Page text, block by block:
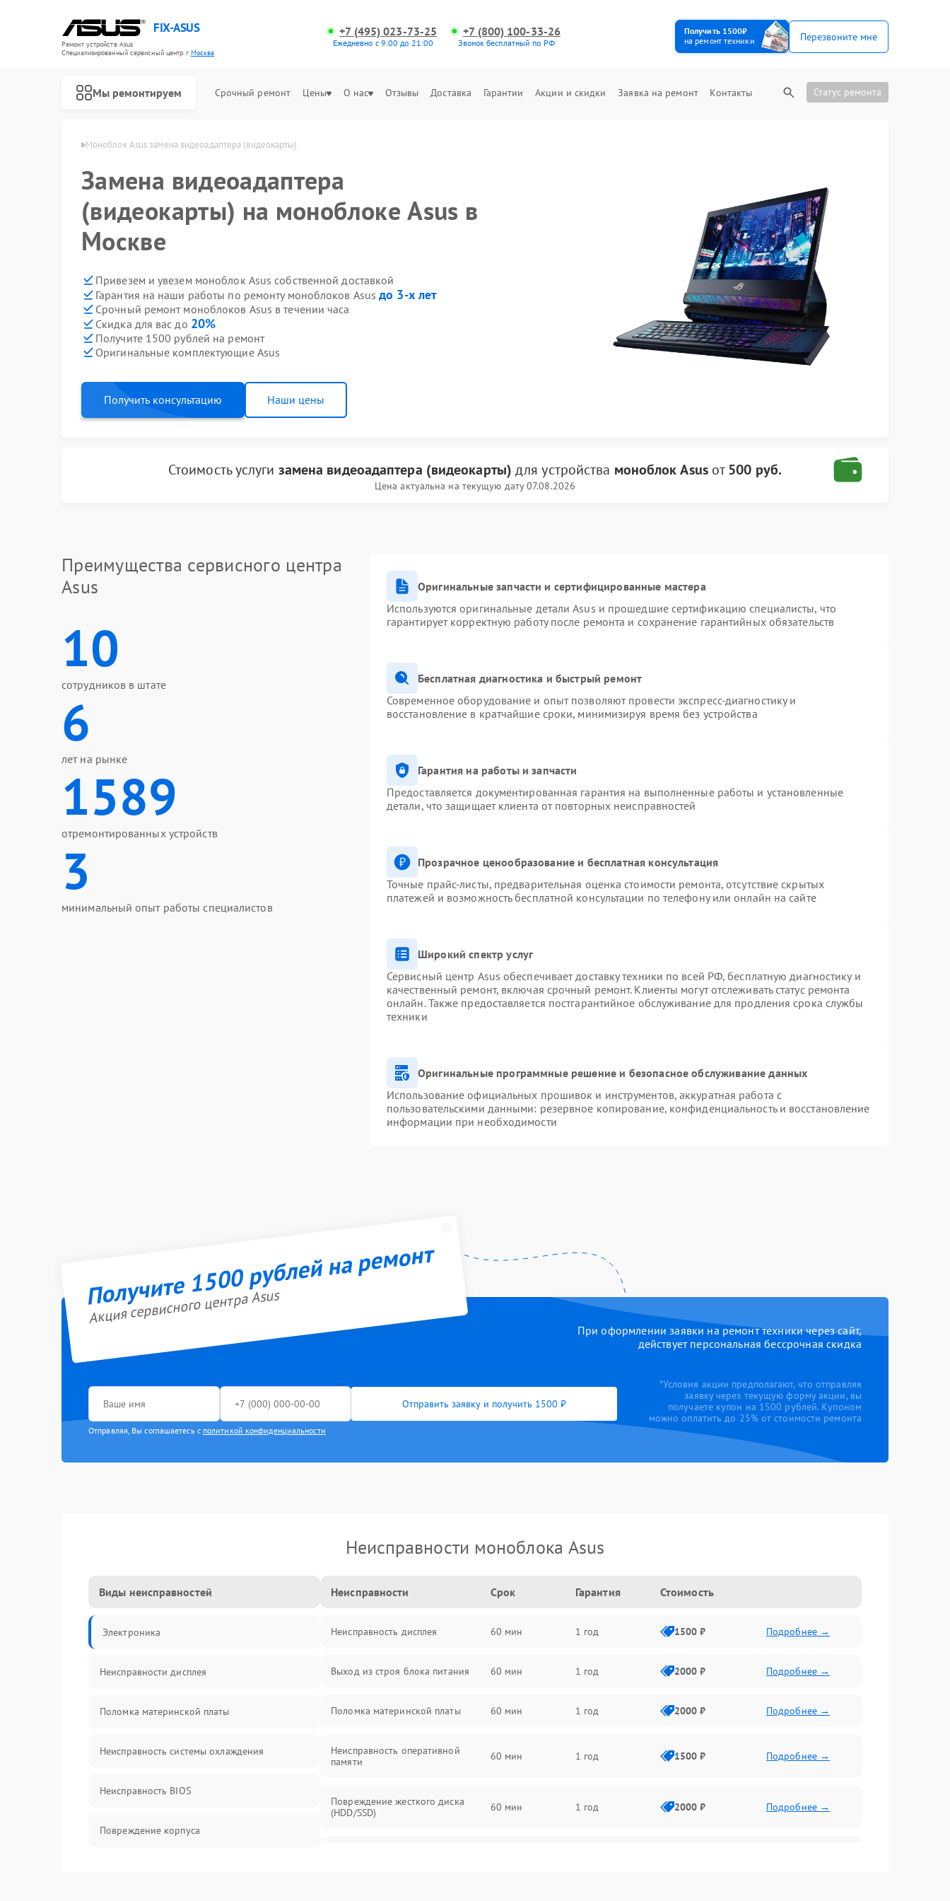
FIX-ASUS
Ремонт устройств Asus
Специализированный cервисный центр г.Москва
+7 (495) 023-73-25
Ежедневно с 9:00 до 21:00
+7 (800) 100-33-26
Звонок бесплатный по РФ
Получить 1500₽
на ремонт техники
Перезвоните мне
Мы ремонтируем Срочный ремонт Цены О нас Отзывы Доставка Гарантии Акции и скидки Заявка на ремонт Контакты Статус ремонта
Моноблок Asus замена видеоадаптера (видеокарты)
Замена видеоадаптера
(видеокарты) на моноблоке Asus в
Москве
Привезем и увезем моноблок Asus собственной доставкой
Гарантия на наши работы по ремонту моноблоков Asusдо 3-х лет
Срочный ремонт моноблоков Asus в течении часа
Скидка для вас до 20%
Получите 1500 рублей на ремонт
Оригинальные комплектующие Asus
Получить консультацию Наши цены
Стоимость услуги замена видеоадаптера (видеокарты) для устройства моноблок Asusот500 руб.
Цена актуальна на текущую дату 07.08.2026
Преимущества сервисного центра
Asus
10
сотрудников в штате
6
лет на рынке
1589
отремонтированных устройств
3
минимальный опыт работы специалистов
Оригинальные запчасти и сертифицированные мастера
Используются оригинальные детали Asus и прошедшие сертификацию специалисты, что
гарантирует корректную работу после ремонта и сохранение гарантийных обязательств
Бесплатная диагностика и быстрый ремонт
Современное оборудование и опыт позволяют провести экспресс-диагностику и
восстановление в кратчайшие сроки, минимизируя время без устройства
Гарантия на работы и запчасти
Предоставляется документированная гарантия на выполненные работы и установленные
детали, что защищает клиента от повторных неисправностей
Прозрачное ценообразование и бесплатная консультация
Точные прайс-листы, предварительная оценка стоимости ремонта, отсутствие скрытых
платежей и возможность бесплатной консультации по телефону или онлайн на сайте
Широкий спектр услуг
Сервисный центр Asus обеспечивает доставку техники по всей РФ, бесплатную диагностику и
качественный ремонт, включая срочный ремонт. Клиенты могут отслеживать статус ремонта
онлайн. Также предоставляется постгарантийное обслуживание для продления срока службы
техники
Оригинальные программные решение и безопасное обслуживание данных
Использование официальных прошивок и инструментов, аккуратная работа с
пользовательскими данными: резервное копирование, конфиденциальность и восстановление
информации при необходимости
Получите 1500 рублей на ремонт
Акция сервисного центра Asus
При оформлении заявки на ремонт техники через сайт,
действует персональная бессрочная скидка
Отправить заявку и получить 1500 ₽
Отправляя, Вы соглашаетесь с политикой конфиденциальности
*Условия акции предполагают, что отправляя
заявку через текущую форму акции, вы
получаете купон на 1500 рублей. Купоном
можно оплатить до 25% от стоимости ремонта
Неисправности моноблока Asus
Виды неисправностей
Электроника
Неисправности дисплея
Поломка материнской платы
Неисправность системы охлаждения
Неисправность BIOS
Повреждение корпуса
Неисправности Срок Гарантия Стоимость
Неисправность дисплея 60 мин 1 год 1500 ₽ Подробнее →
Выход из строя блока питания 60 мин 1 год 2000 ₽ Подробнее →
Поломка материнской платы 60 мин 1 год 2000 ₽ Подробнее →
Неисправность оперативной
памяти
60 мин 1 год 1500 ₽ Подробнее →
Повреждение жесткого диска
(HDD/SSD)
60 мин 1 год 2000 ₽ Подробнее →